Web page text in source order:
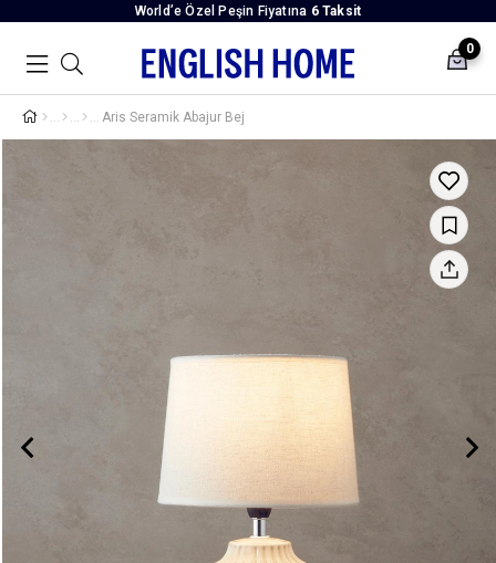
World’e Özel Peşin Fiyatına 6 Taksit
0
Aris Seramik Abajur Bej